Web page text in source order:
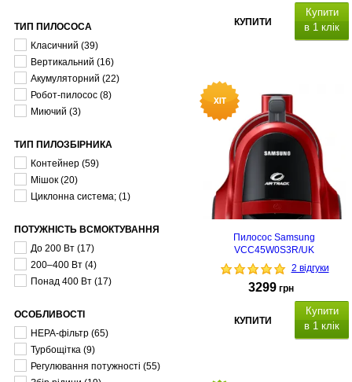
ТИП ПИЛОСОСА
Класичний (39)
Вертикальний (16)
Акумуляторний (22)
Робот-пилосос (8)
Миючий (3)
ТИП ПИЛОЗБІРНИКА
Контейнер (59)
Мішок (20)
Циклонна система; (1)
ПОТУЖНІСТЬ ВСМОКТУВАННЯ
До 200 Вт (17)
200–400 Вт (4)
Понад 400 Вт (17)
ОСОБЛИВОСТІ
HEPA-фільтр (65)
Турбощітка (9)
Регулювання потужності (55)
КУПИТИ
Купити
в 1 клік
Пилосос Samsung
VCC45W0S3R/UK
2 відгуки
3299 грн
КУПИТИ
Купити
в 1 клік